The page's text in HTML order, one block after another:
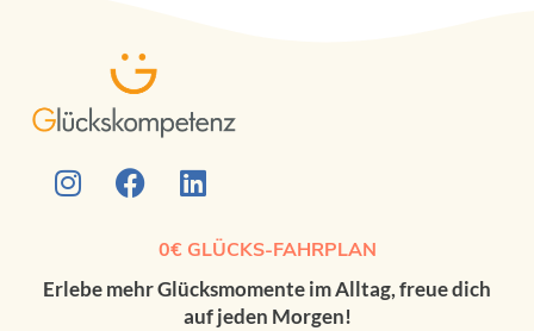
0€ GLÜCKS-FAHRPLAN
Erlebe mehr Glücksmomente im Alltag, freue dich
auf jeden Morgen!